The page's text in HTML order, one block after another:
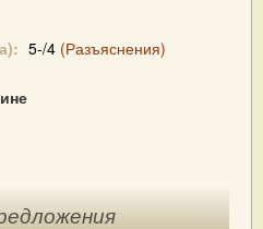
5-/4 (Разъяснения)